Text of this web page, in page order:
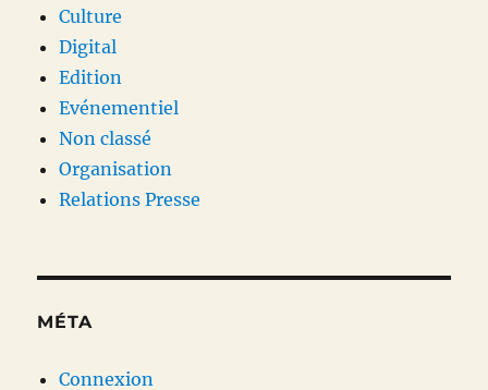
Culture
Digital
Edition
Evénementiel
Non classé
Organisation
Relations Presse
MÉTA
Connexion